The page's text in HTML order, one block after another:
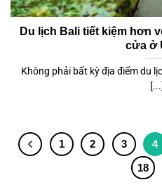
Du lịch Bali tiết kiệm hơn
cửa ở
Không phải bất kỳ địa điểm du
[...]
1 2 3 4
18